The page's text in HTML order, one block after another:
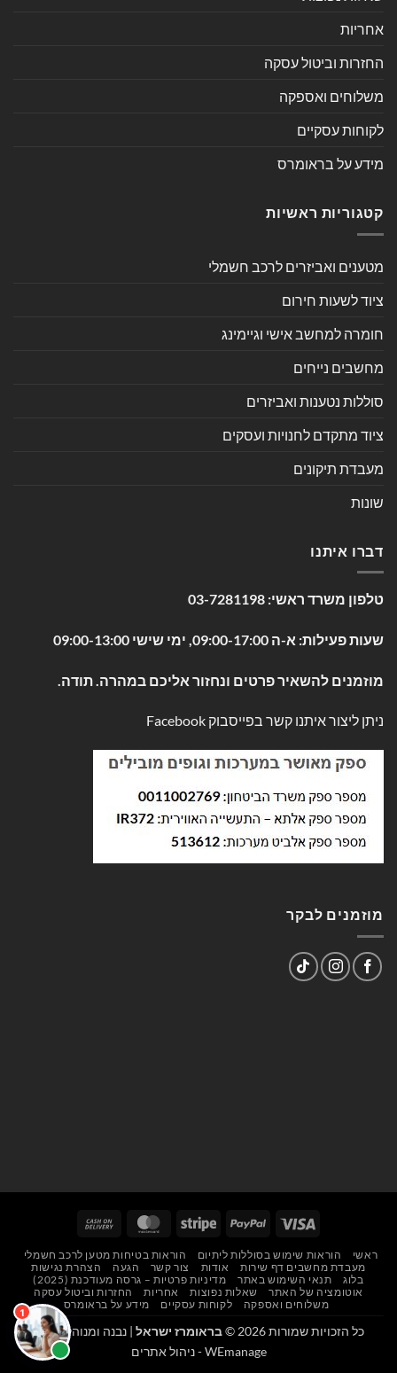
אחריות
החזרות וביטול עסקה
משלוחים ואספקה
לקוחות עסקיים
מידע על בראומרס
קטגוריות ראשיות
מטענים ואביזרים לרכב חשמלי
ציוד לשעות חירום
חומרה למחשב אישי וגיימינג
מחשבים נייחים
סוללות נטענות ואביזרים
ציוד מתקדם לחנויות ועסקים
מעבדת תיקונים
שונות
דברו איתנו
טלפון משרד ראשי: 03-7281198
שעות פעילות: א-ה 09:00-17:00, ימי שישי 09:00-13:00
מוזמנים להשאיר פרטים ונחזור אליכם במהרה. תודה.
ניתן ליצור איתנו קשר בפייסבוק Facebook
מוזמנים לבקר
Visa
PayPal
Stripe
MasterCard
Delivery
ראשי הוראות שימוש בסוללות ליתיום
הוראות בטיחות מטען לרכב חשמלי
מעבדת מחשבים דף שירות
אודות צור קשר הגעה
הצהרת נגישות
בלוג
תנאי השימוש באתר
מדיניות פרטיות – גרסה מעודכנת (2025)
אוטומציה של האתר
שאלות נפוצות אחריות
החזרות וביטול עסקה
משלוחים ואספקה
לקוחות עסקיים מידע על בראומרס
כל הזכויות שמורות 2026 © בראומרז ישראל | נבנה ומנוהל על ידי
WEmanage - ניהול אתרים